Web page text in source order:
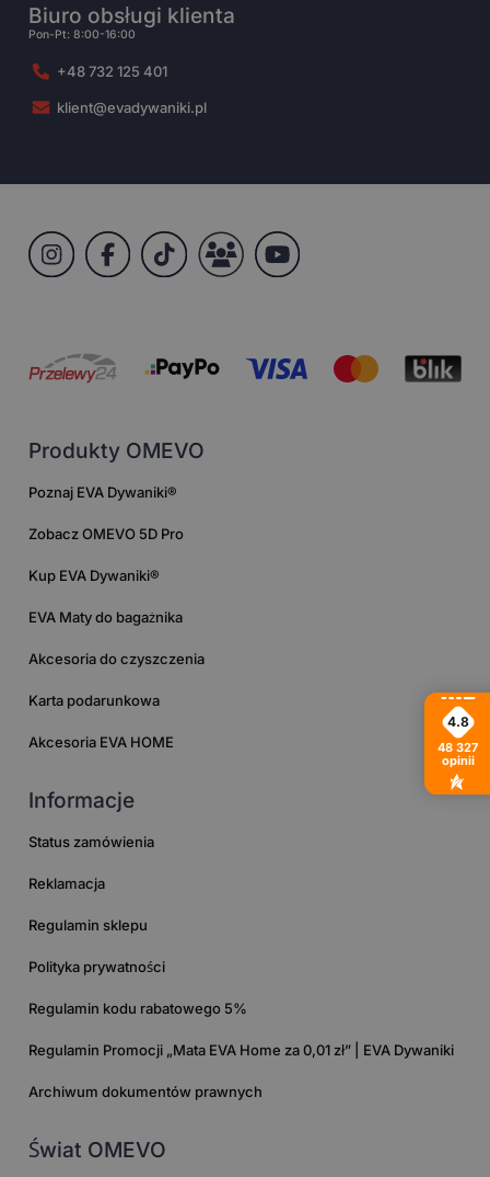
Biuro obsługi klienta
Pon-Pt: 8:00-16:00
+48 732 125 401
klient@evadywaniki.pl
Produkty OMEVO
Poznaj EVA Dywaniki®
Zobacz OMEVO 5D Pro
Kup EVA Dywaniki®
EVA Maty do bagażnika
Akcesoria do czyszczenia
Karta podarunkowa
Akcesoria EVA HOME
Informacje
Status zamówienia
Reklamacja
Regulamin sklepu
Polityka prywatności
Regulamin kodu rabatowego 5%
Regulamin Promocji „Mata EVA Home za 0,01 zł” | EVA Dywaniki
Archiwum dokumentów prawnych
Świat OMEVO
4.8
48 327
opinii